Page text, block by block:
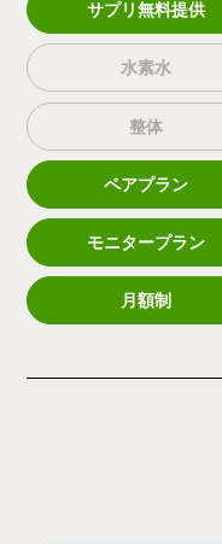
サプリ無料提供
水素水
整体
ペアプラン
モニタープラン
月額制